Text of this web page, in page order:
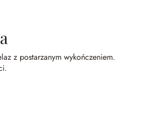
z postarzanym wykończeniem.